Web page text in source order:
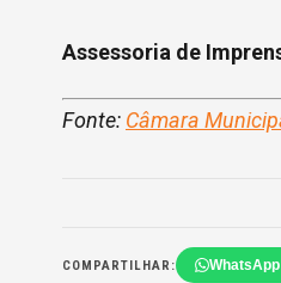
Assessoria de
Fonte: Câmara
COMPARTILHAR: WhatsApp